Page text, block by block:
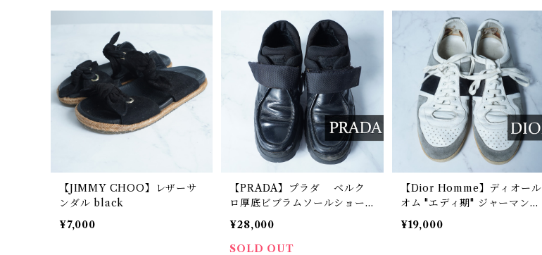
【JIMMY CHOO】レザーサ
ンダル black
¥7,000
【PRADA】プラダ ベルク
ロ厚底ビブラムソールショー
トブーツ black
¥28,000
SOLD OUT
【Dior Homme】ディオール
オム "エディ期" ジャーマント
レーナー white&gray&blac
k
¥19,000